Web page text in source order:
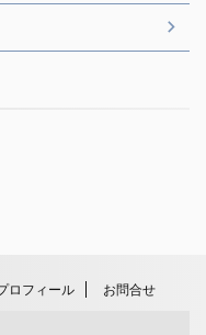
ロフィール お問合せ